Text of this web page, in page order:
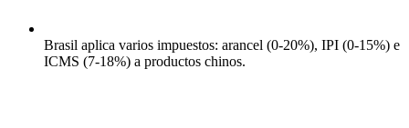
Brasil aplica varios impuestos: arancel (0-20%), IPI (0-15%) e
ICMS (7-18%) a productos chinos.